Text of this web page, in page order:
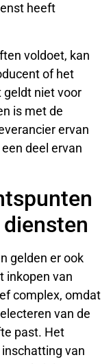
heeft
voldoet, kan
of het
geldt niet voor
is met de
ervan
deel ervan
gelden er ook
inkopen van
complex, omdat
van de
past. Het
van